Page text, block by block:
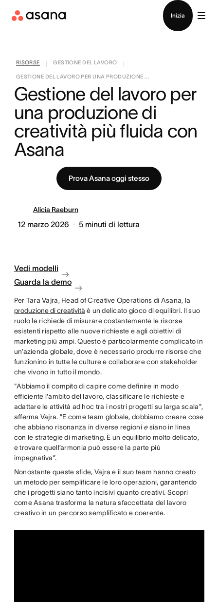
Inizia
RISORSE GESTIONE DEL LAVORO
GESTIONE DEL LAVORO PER UNA PRODUZIONE ...
Gestione del lavoro per
una produzione di
creatività più fluida con
Asana
Prova Asana oggi stesso
Alicia Raeburn
12 marzo 2026 5 minuti di lettura
Vedi modelli
Guarda la demo
Per Tara Vajra, Head of Creative Operations di Asana, la
produzione di creatività è un delicato gioco di equilibri. Il suo
ruolo le richiede di misurare costantemente le risorse
esistenti rispetto alle nuove richieste e agli obiettivi di
marketing più ampi. Questo è particolarmente complicato in
un’azienda globale, dove è necessario produrre risorse che
funzionino in tutte le culture e collaborare con stakeholder
che vivono in tutto il mondo.
"Abbiamo il compito di capire come definire in modo
efficiente l'ambito del lavoro, classificare le richieste e
adattare le attività ad hoc tra i nostri progetti su larga scala",
afferma Vajra. "E come team globale, dobbiamo creare cose
che abbiano risonanza in diverse regioni esiano in linea
con le strategie di marketing. È un equilibrio molto delicato,
e trovare quell’armonia può essere la parte più
impegnativa”.
Nonostante queste sfide, Vajra e il suo team hanno creato
un metodo per semplificare le loro operazioni, garantendo
che i progetti siano tanto incisivi quanto creativi. Scopri
come Asana trasforma la natura sfaccettata del lavoro
creativo in un percorso semplificato e coerente.